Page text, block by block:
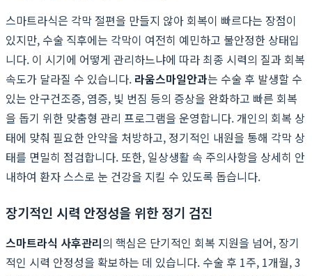
스마트라식은 각막 절편을 만들지 않아 회복이 빠르다는 장점이
있지만, 수술 직후에는 각막이 여전히 예민하고 불안정한 상태입
니다. 이 시기에 어떻게 관리하느냐에 따라 최종 시력의 질과 회복
속도가 달라질 수 있습니다. 라움스마일안과는 수술 후 발생할 수
있는 안구건조증, 염증, 빛 번짐 등의 증상을 완화하고 빠른 회복
을 돕기 위한 맞춤형 관리 프로그램을 운영합니다. 개인의 회복 상
태에 맞춰 필요한 안약을 처방하고, 정기적인 내원을 통해 각막 상
태를 면밀히 점검합니다. 또한, 일상생활 속 주의사항을 상세히 안
내하여 환자 스스로 눈 건강을 지킬 수 있도록 돕습니다.
장기적인 시력 안정성을 위한 정기 검진
스마트라식 사후관리의 핵심은 단기적인 회복 지원을 넘어, 장기
적인 시력 안정성을 확보하는 데 있습니다. 수술 후 1주, 1개월, 3